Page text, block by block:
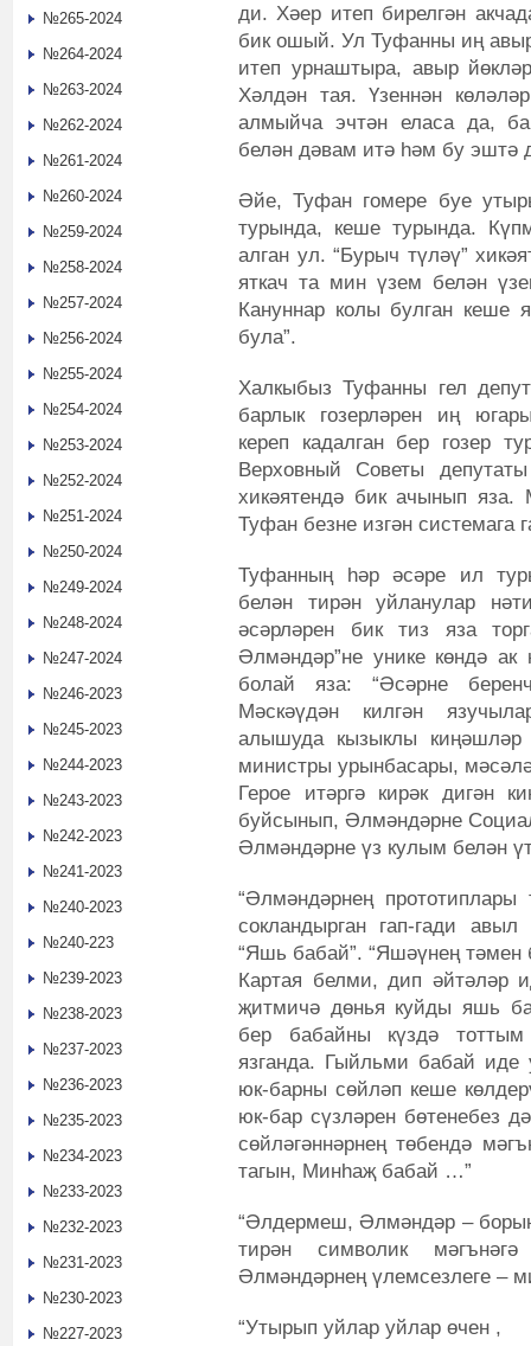
ди. Хәер итеп бирелгән
бик ошый. Ул Туфанны иң
итеп урнаштыра, авыр
Хәлдән тая. Үзеннән
алмыйча эчтән еласа да,
белән дәвам итә һәм бу эштә
Әйе, Туфан гомере буе
турында, кеше турында.
алган ул. “Бурыч түләү”
яткач та мин үзем белән
Кануннар колы булган кеше
була”.
Халкыбыз Туфанны гел
барлык гозерләрен иң
кереп кадалган бер гозер
Верховный Советы
хикәятендә бик ачынып яза.
Туфан безне изгән системага
Туфанның һәр әсәре ил
белән тирән уйланулар
әсәрләрен бик тиз яза
Әлмәндәр”не унике көндә ак
болай яза: “Әсәрне
Мәскәүдән килгән
алышуда кызыклы киңәшләр
министры урынбасары,
Герое итәргә кирәк дигән
буйсынып, Әлмәндәрне
Әлмәндәрне үз кулым белән
“Әлмәндәрнең
сокландырган гап-гади
“Яшь бабай”. “Яшәүнең
Картая белми, дип әйтәләр
җитмичә дөнья куйды яшь
бер бабайны күздә
язганда. Гыйльми бабай
юк-барны сөйләп кеше
юк-бар сүзләрен бөтенебез
сөйләгәннәрнең төбендә
тагын, Минһаҗ бабай …”
“Әлдермеш, Әлмәндәр –
тирән символик
Әлмәндәрнең үлемсезлеге –
“Утырып уйлар уйлар өчен ,
№265-2024
№264-2024
№263-2024
№262-2024
№261-2024
№260-2024
№259-2024
№258-2024
№257-2024
№256-2024
№255-2024
№254-2024
№253-2024
№252-2024
№251-2024
№250-2024
№249-2024
№248-2024
№247-2024
№246-2023
№245-2023
№244-2023
№243-2023
№242-2023
№241-2023
№240-2023
№240-223
№239-2023
№238-2023
№237-2023
№236-2023
№235-2023
№234-2023
№233-2023
№232-2023
№231-2023
№230-2023
№227-2023